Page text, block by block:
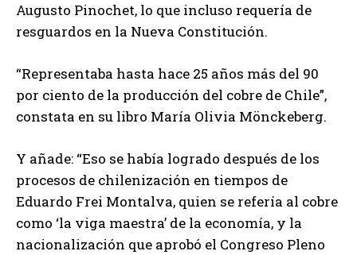
Augusto Pinochet, lo que incluso requería de
resguardos en la Nueva Constitución.
“Representaba hasta hace 25 años más del 90
por ciento de la producción del cobre de Chile”,
constata en su libro María Olivia Mönckeberg.
Y añade: “Eso se había logrado después de los
procesos de chilenización en tiempos de
Eduardo Frei Montalva, quien se refería al cobre
como ‘la viga maestra’ de la economía, y la
nacionalización que aprobó el Congreso Pleno